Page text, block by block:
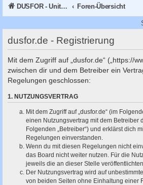
DUSFOR - United Sk8 Nations :: Inline skaten in Düsseldorf Foren-Übersicht
dusfor.de - Registrierung
Mit dem Zugriff auf „dusfor.de“ („https://
zwischen dir und dem Betreiber ein
Regelungen geschlossen:
1. NUTZUNGSVERTRAG
Mit dem Zugriff auf „dusfor.de“ (im
einen Nutzungsvertrag mit dem Betreiber
Folgenden „Betreiber“) und erklärst dich
Regelungen einverstanden.
Wenn du mit diesen Regelungen nicht
das Board nicht weiter nutzen. Für die
jeweils die an dieser Stelle
Der Nutzungsvertrag wird auf
von beiden Seiten ohne Einhaltung einer